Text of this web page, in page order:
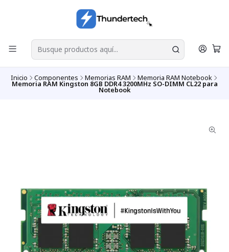
Inicio Componentes Memorias RAM Memoria RAM Notebook
Memoria RAM Kingston 8GB DDR4 3200MHz SO-DIMM CL22 para
Notebook